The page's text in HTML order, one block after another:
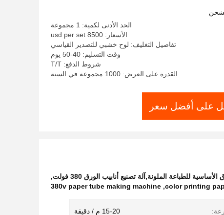
الحد الأدنى لكمية: 1 مجموعة
الأسعار: 8500 usd per set
تفاصيل التغليف: لوح خشبي للتصدير القياسي
وقت التسليم: 40-50 يوم
شروط الدفع: T/T
القدرة على العرض: 1000 مجموعة في السنة
على أفضل سعر
للطباعة الملونة,آلة تصنيع أنابيب الورق 380 فولت
,
color printing
,
380v paper tube making machine
15-20 م / دقيقة